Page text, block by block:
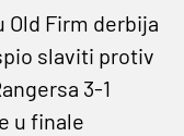
Firm derbija
slaviti protiv
3-1
u finale